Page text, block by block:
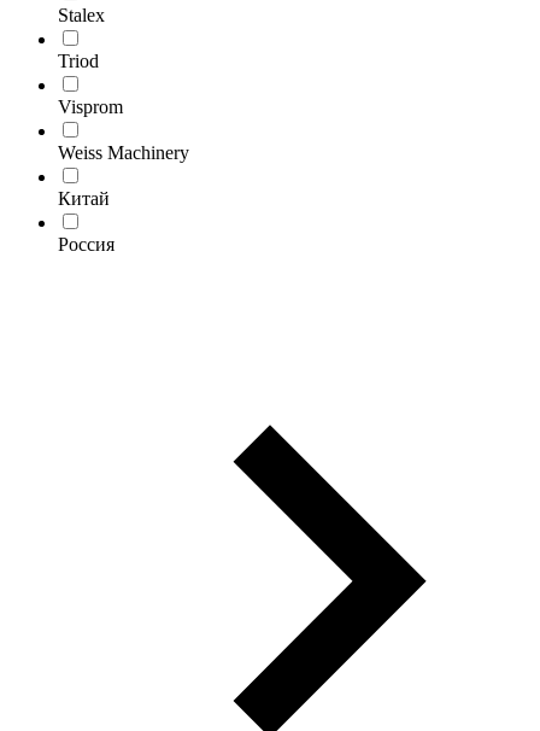
Stalex
Triod
Visprom
Weiss Machinery
Китай
Россия